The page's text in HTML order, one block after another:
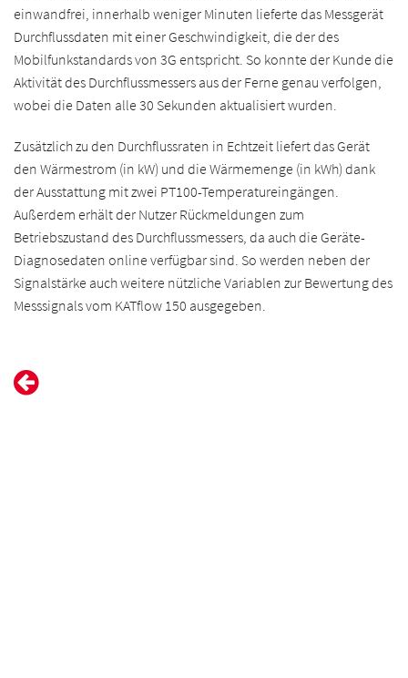
einwandfrei, innerhalb weniger Minuten lieferte das Messgerät
Durchflussdaten mit einer Geschwindigkeit, die der des
Mobilfunkstandards von 3G entspricht. So konnte der Kunde die
Aktivität des Durchflussmessers aus der Ferne genau verfolgen,
wobei die Daten alle 30 Sekunden aktualisiert wurden.
Zusätzlich zu den Durchflussraten in Echtzeit liefert das Gerät
den Wärmestrom (in kW) und die Wärmemenge (in kWh) dank
der Ausstattung mit zwei PT100-Temperatureingängen.
Außerdem erhält der Nutzer Rückmeldungen zum
Betriebszustand des Durchflussmessers, da auch die Geräte-
Diagnosedaten online verfügbar sind. So werden neben der
Signalstärke auch weitere nützliche Variablen zur Bewertung des
Messsignals vom KATflow 150 ausgegeben.